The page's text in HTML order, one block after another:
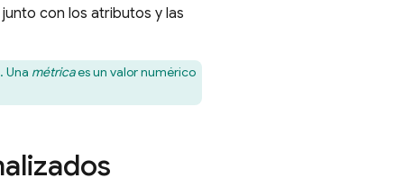
con los atributos y las
Una métricaes un valor numérico